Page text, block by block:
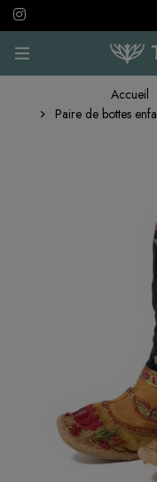
Accueil
Paire de bottes